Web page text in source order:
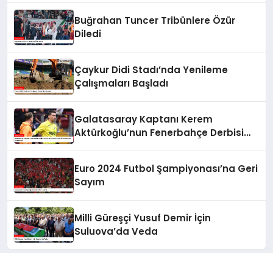
Buğrahan Tuncer Tribünlere Özür
Diledi
Çaykur Didi Stadı’nda Yenileme
Çalışmaları Başladı
Galatasaray Kaptanı Kerem
Aktürkoğlu’nun Fenerbahçe Derbisi
Euro 2024 Futbol Şampiyonası’na Geri
Sayım
Milli Güreşçi Yusuf Demir İçin
Suluova’da Veda